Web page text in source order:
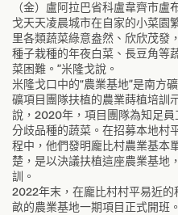
（金）盧阿拉巴省科盧韋齊市
戈天天凌晨城市在自家的小菜園
里各類蔬菜綠意盎然、欣欣茂發
種子栽種的年夜白菜、長豆角等
菜困難。”米隆戈說。
米隆戈口中的“農業基地”是南方
礦項目團隊扶植的農業蒔植培訓
說，2020年，項目團隊為知足
分歧品種的蔬菜。在招募本地村
程中，他們發明龐比村農業基本
楚，是以決議扶植這座農業基地
訓。
2022年末，在龐比村村平易近
畝的農業基地一期項目正式開班